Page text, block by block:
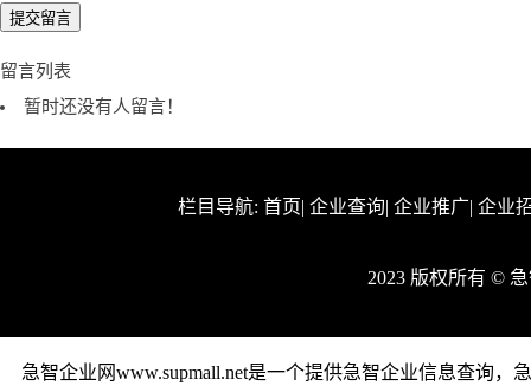
留言列表
暂时还没有人留言！
栏目导航: 首页| 企业查询| 企业推广| 企业
2023 版权所有 ©
急智企业网www.supmall.net是一个提供急智企业信息查询